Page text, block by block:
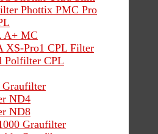
PMC Pro
MC
Pro1 CPL Filter
CPL
ND4
ND8
Graufilter